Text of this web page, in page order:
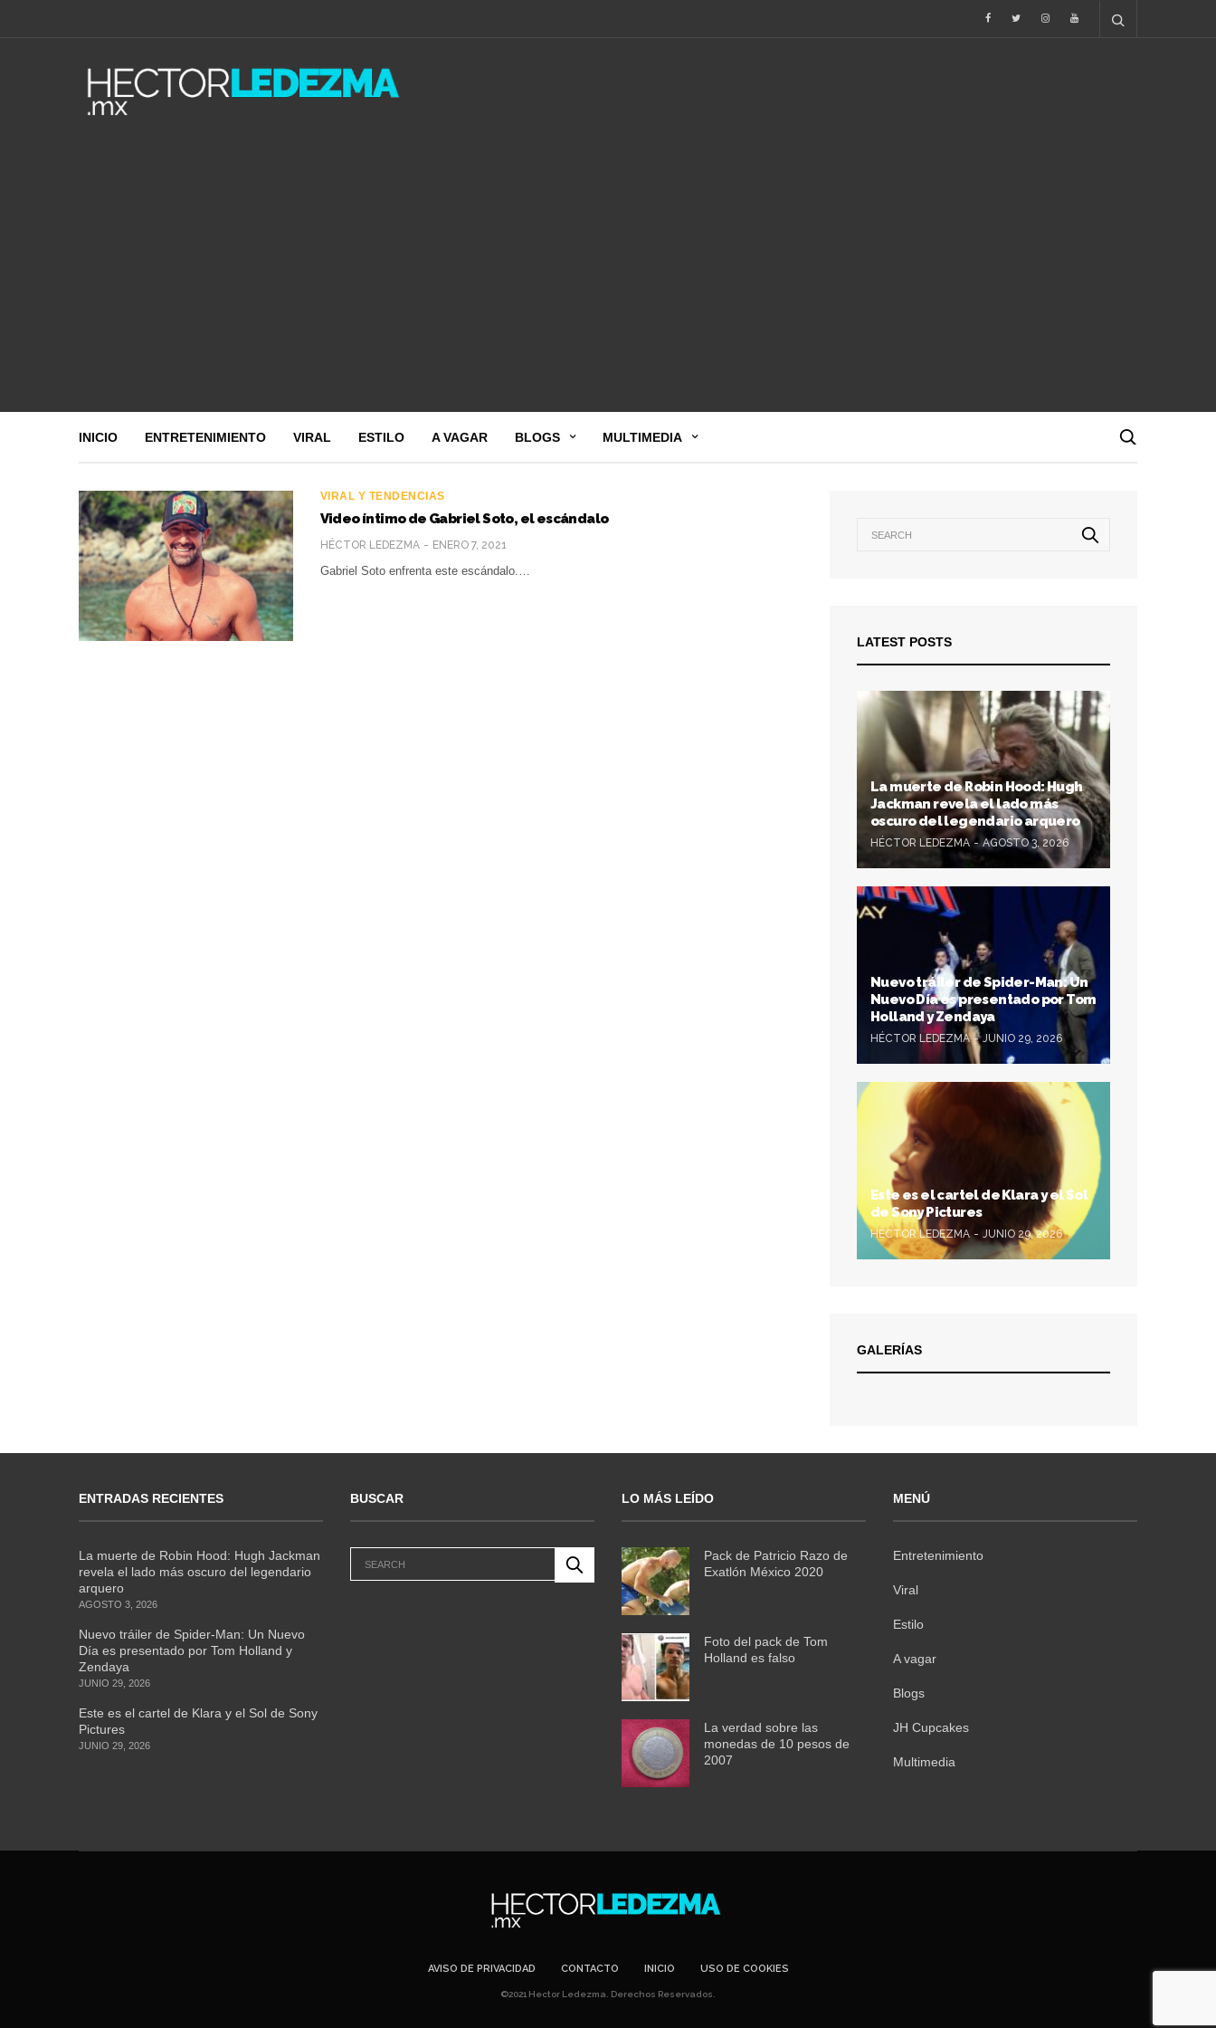
INICIO ENTRETENIMIENTO VIRAL ESTILO A VAGAR BLOGS MULTIMEDIA
VIRAL Y TENDENCIAS
Video íntimo de Gabriel Soto, el escándalo
HÉCTOR LEDEZMA ENERO 7, 2021
Gabriel Soto enfrenta este escándalo.…
LATEST POSTS
La muerte de Robin Hood: Hugh
Jackman revela el lado más
oscuro del legendario arquero
HÉCTOR LEDEZMA AGOSTO 3, 2026
Nuevo tráiler de Spider-Man: Un
Nuevo Día es presentado por Tom
Holland y Zendaya
HÉCTOR LEDEZMA JUNIO 29, 2026
Este es el cartel de Klara y el Sol
de Sony Pictures
HÉCTOR LEDEZMA JUNIO 29, 2026
GALERÍAS
ENTRADAS RECIENTES
La muerte de Robin Hood: Hugh Jackman
revela el lado más oscuro del legendario
arquero
AGOSTO 3, 2026
Nuevo tráiler de Spider-Man: Un Nuevo
Día es presentado por Tom Holland y
Zendaya
JUNIO 29, 2026
Este es el cartel de Klara y el Sol de Sony
Pictures
JUNIO 29, 2026
BUSCAR LO MÁS LEÍDO
Pack de Patricio Razo de
Exatlón México 2020
Foto del pack de Tom
Holland es falso
La verdad sobre las
monedas de 10 pesos de
2007
MENÚ
Entretenimiento
Viral
Estilo
A vagar
Blogs
JH Cupcakes
Multimedia
AVISO DE PRIVACIDAD CONTACTO INICIO USO DE COOKIES
©2021 Hector Ledezma. Derechos Reservados.